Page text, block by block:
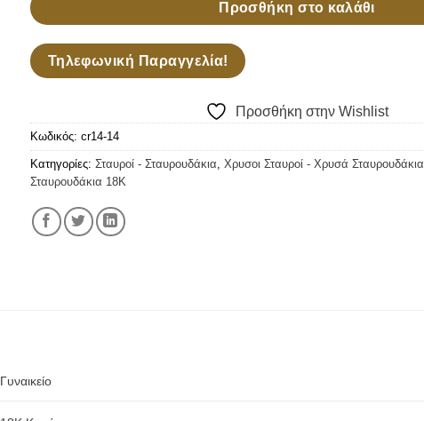
Προσθήκη στο καλάθι
Τηλεφωνική Παραγγελία!
Προσθήκη στην Wishlist
Κωδικός: cr14-14
Κατηγορίες: Σταυροί - Σταυρουδάκια, Χρυσοι Σταυροί - Χρυσά Σταυρουδάκια
Σταυρουδάκια 18Κ
Γυναικείο